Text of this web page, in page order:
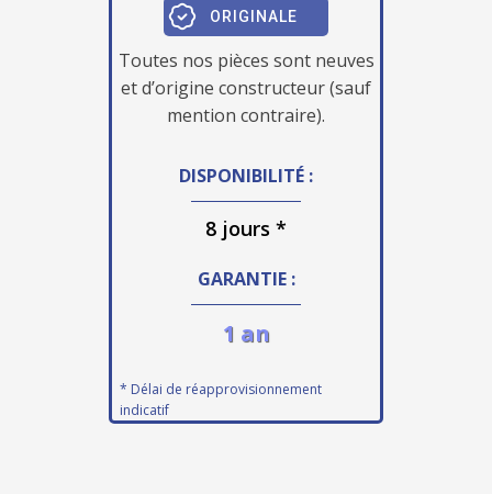
ORIGINALE
Toutes nos pièces sont neuves
et d’origine constructeur (sauf
mention contraire).
DISPONIBILITÉ :
8 jours *
GARANTIE :
1 an
* Délai de réapprovisionnement
indicatif